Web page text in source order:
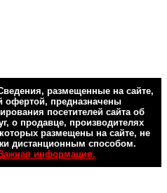
размещенные на сайте,
офертой, предназначены
посетителей сайта об
о продавце, производителях
размещены на сайте, не
дистанционным способом.
информация.